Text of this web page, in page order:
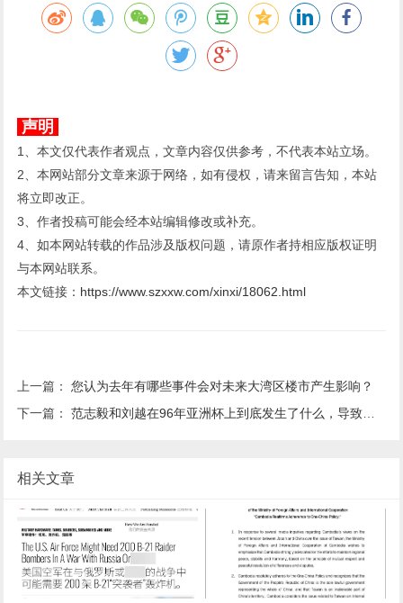
声明
1、本文仅代表作者观点，文章内容仅供参考，不代表本站立场。
2、本网站部分文章来源于网络，如有侵权，请来留言告知，本站
将立即改正。
3、作者投稿可能会经本站编辑修改或补充。
4、如本网站转载的作品涉及版权问题，请原作者持相应版权证明
与本网站联系。
本文链接： https://www.szxxw.com/xinxi/18062.html
上一篇：您认为去年有哪些事件会对未来大湾区楼市产生影响？
下一篇：范志毅和刘越在96年亚洲杯上到底发生了什么，导致刘越再没进入国家队，转行解说？
相关文章